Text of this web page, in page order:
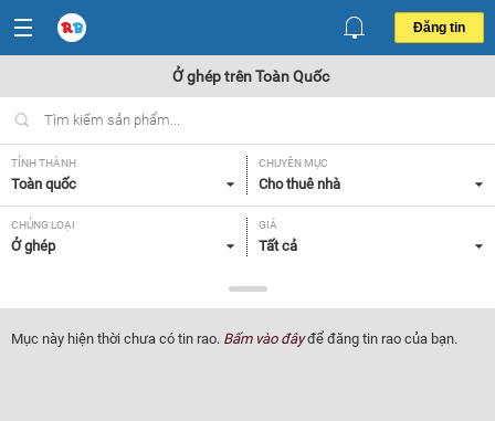
Đăng tin
Ở ghép trên Toàn Quốc
TỈNH THÀNH
Toàn quốc
CHUYÊN MỤC
Cho thuê nhà
CHỦNG LOẠI
Ở ghép
GIÁ
Tất cả
Tất cả
TÌM NGƯỜI Ở GHÉP
Tất cả
Mục này hiện thời chưa có tin rao. Bấm vào đâyđể đăng tin rao của bạn.